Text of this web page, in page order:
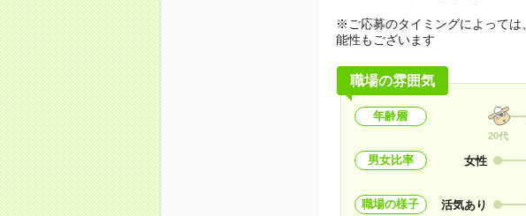
※ご応募のタイミングによっては
能性もございます
職場の雰囲気
年齢層
20代
男女比率 女性
職場の様子 活気あり